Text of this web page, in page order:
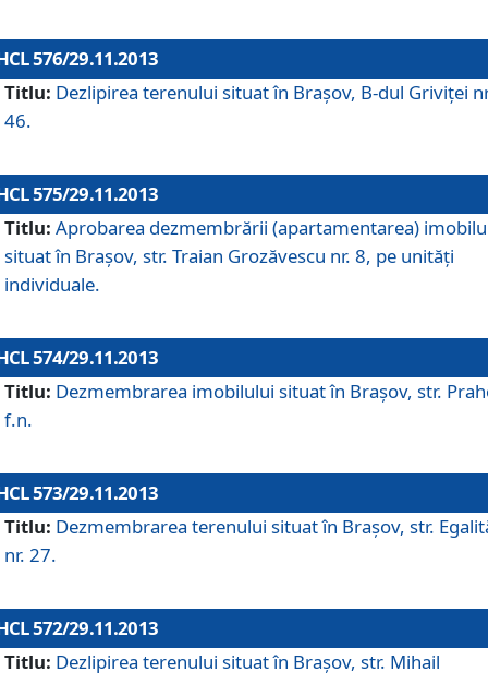
576/29.11.2013
Titlu: Dezlipirea terenului situat în Braşov, B-dul Griviţei
46.
575/29.11.2013
Titlu: Aprobarea dezmembrării (apartamentarea)
situat în Braşov, str. Traian Grozăvescu nr. 8, pe unităţi
individuale.
574/29.11.2013
Titlu: Dezmembrarea imobilului situat în Braşov, str.
f.n.
573/29.11.2013
Titlu: Dezmembrarea terenului situat în Braşov, str.
nr. 27.
572/29.11.2013
Titlu: Dezlipirea terenului situat în Braşov, str. Mihail